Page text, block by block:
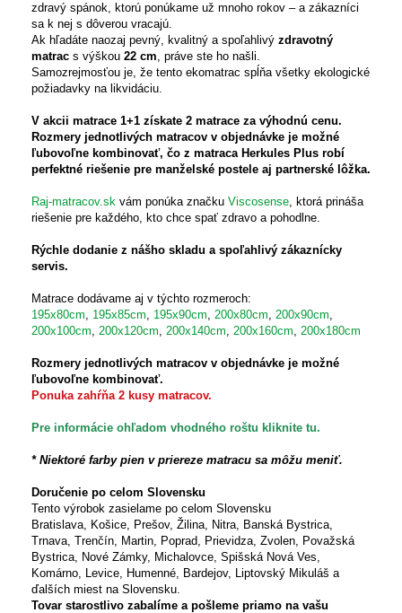
zdravý spánok, ktorú ponúkame už mnoho rokov – a zákazníci
sa k nej s dôverou vracajú.
Ak hľadáte naozaj pevný, kvalitný a spoľahlivý zdravotný
matrac s výškou 22 cm, práve ste ho našli.
Samozrejmosťou je, že tento ekomatrac spĺňa všetky ekologické
požiadavky na likvidáciu.
V akcii matrace 1+1 získate 2 matrace za výhodnú cenu.
Rozmery jednotlivých matracov v objednávke je možné
ľubovoľne kombinovať, čo z matraca Herkules Plus robí
perfektné riešenie pre manželské postele aj partnerské lôžka.
Raj-matracov.sk vám ponúka značku Viscosense, ktorá prináša
riešenie pre každého, kto chce spať zdravo a pohodlne.
Rýchle dodanie z nášho skladu a spoľahlivý zákaznícky
servis.
Matrace dodávame aj v týchto rozmeroch:
195x80cm, 195x85cm, 195x90cm, 200x80cm, 200x90cm,
200x100cm, 200x120cm, 200x140cm, 200x160cm, 200x180cm
Rozmery jednotlivých matracov v objednávke je možné
ľubovoľne kombinovať.
Ponuka zahŕňa 2 kusy matracov.
Pre informácie ohľadom vhodného roštu kliknite tu.
* Niektoré farby pien v priereze matracu sa môžu meniť.
Doručenie po celom Slovensku
Tento výrobok zasielame po celom Slovensku
Bratislava, Košice, Prešov, Žilina, Nitra, Banská Bystrica,
Trnava, Trenčín, Martin, Poprad, Prievidza, Zvolen, Považská
Bystrica, Nové Zámky, Michalovce, Spišská Nová Ves,
Komárno, Levice, Humenné, Bardejov, Liptovský Mikuláš a
ďalších miest na Slovensku.
Tovar starostlivo zabalíme a pošleme priamo na vašu